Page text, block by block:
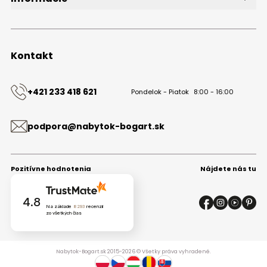
Obchodné podmienky
Kontakt
Kontakt
+421 233 418 621 Pondelok - Piatok 8:00 - 16:00
podpora@nabytok-bogart.sk
Pozitívne hodnotenia
4.8 Na základe 8293 recenzií
zo všetkých čias
Nájdete nás tu
Nabytok-Bogart.sk 2015-2026 © Všetky práva vyhradené.